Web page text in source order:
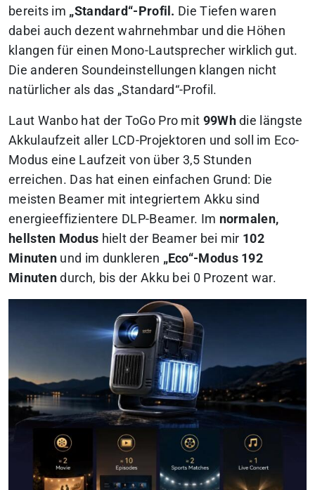
bereits im „Standard“-Profil. Die Tiefen waren
dabei auch dezent wahrnehmbar und die Höhen
klangen für einen Mono-Lautsprecher wirklich gut.
Die anderen Soundeinstellungen klangen nicht
natürlicher als das „Standard“-Profil.
Laut Wanbo hat der ToGo Pro mit 99Whdie längste
Akkulaufzeit aller LCD-Projektoren und soll im Eco-
Modus eine Laufzeit von über 3,5 Stunden
erreichen. Das hat einen einfachen Grund: Die
meisten Beamer mit integriertem Akku sind
energieeffizientere DLP-Beamer. Im normalen,
hellsten Modus hielt der Beamer bei mir 102
Minuten und im dunkleren „Eco“-Modus 192
Minuten durch, bis der Akku bei 0 Prozent war.